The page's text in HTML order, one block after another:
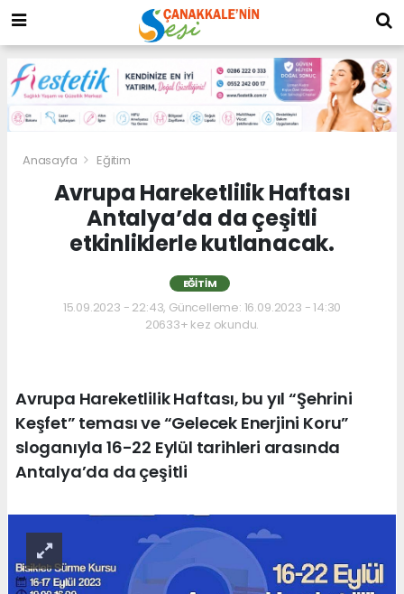
Anasayfa Eğitim
Avrupa Hareketlilik Haftası
Antalya’da da çeşitli
etkinliklerle kutlanacak.
EĞITIM
15.09.2023 - 22:43, Güncelleme: 16.09.2023 - 14:30
20633+ kez okundu.
Avrupa Hareketlilik Haftası, bu yıl “Şehrini
Keşfet” teması ve “Gelecek Enerjini Koru”
sloganıyla 16-22 Eylül tarihleri arasında
Antalya’da da çeşitli